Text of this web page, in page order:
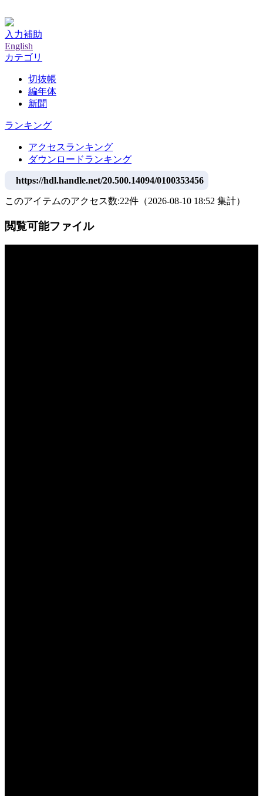
入力補助
English
カテゴリ
切抜帳
編年体
新聞
ランキング
アクセスランキング
ダウンロードランキング
https://hdl.handle.net/20.500.14094/0100353456
このアイテムのアクセス数:22件 （2026-08-10 18:52 集計）
閲覧可能ファイル